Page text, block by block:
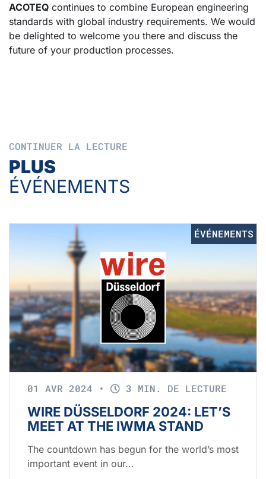
ACOTEQ continues to combine European engineering
standards with global industry requirements. We would
be delighted to welcome you there and discuss the
future of your production processes.
CONTINUER LA LECTURE
PLUS
ÉVÉNEMENTS
ÉVÉNEMENTS
01 AVR 2024 • 3 MIN. DE LECTURE
WIRE DÜSSELDORF 2024: LET’S
MEET AT THE IWMA STAND
The countdown has begun for the world’s most
important event in our...